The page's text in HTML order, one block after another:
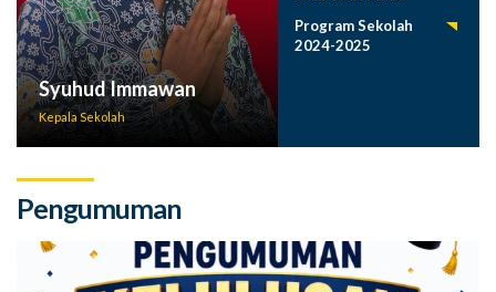
Syuhud Immawan
Kepala Sekolah
Program Sekolah
2024-2025
Pengumuman